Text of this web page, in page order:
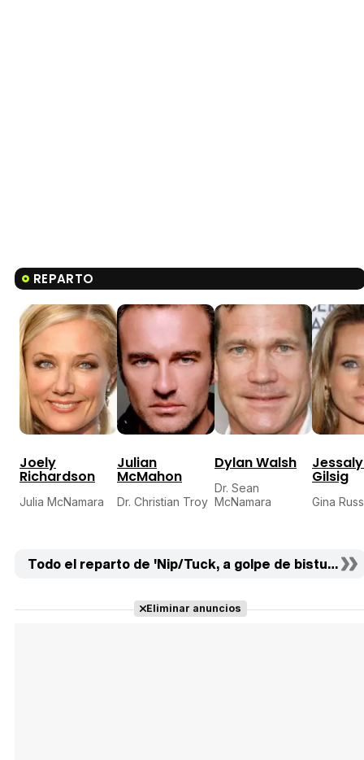
REPARTO
Joely
Richardson
Julia McNamara
Julian
McMahon
Dr. Christian Troy
Dylan Walsh
Dr. Sean
McNamara
Gilsig
Gina
Todo el reparto de 'Nip/Tuck, a golpe de bisturí'
Eliminar anuncios